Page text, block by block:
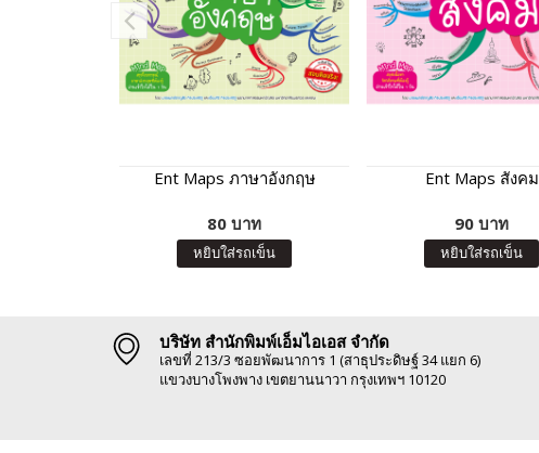
Ent Maps ภาษาอังกฤษ
80 บาท
หยิบใส่รถเข็น
Ent Maps สังคม
90 บาท
หยิบใส่รถเข็น
บริษัท สำนักพิมพ์เอ็มไอเอส จำกัด
เลขที่ 213/3 ซอยพัฒนาการ 1 (สาธุประดิษฐ์ 34 แยก 6)
แขวงบางโพงพาง เขตยานนาวา กรุงเทพฯ 10120